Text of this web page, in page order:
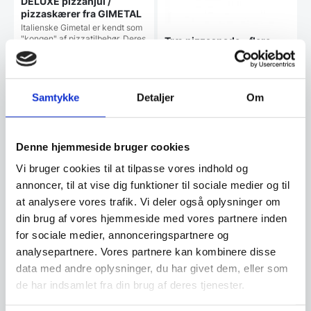
Samtykke Detaljer Om
Denne hjemmeside bruger cookies
Vi bruger cookies til at tilpasse vores indhold og
annoncer, til at vise dig funktioner til sociale medier og til
at analysere vores trafik. Vi deler også oplysninger om
din brug af vores hjemmeside med vores partnere inden
for sociale medier, annonceringspartnere og
analysepartnere. Vores partnere kan kombinere disse
data med andre oplysninger, du har givet dem, eller som
de har indsamlet fra din brug af deres tjenester.
pizzaskærer fra GIMETAL
Italienske Gimetal er kendt som
"kongen" af pizzatilbehør. Deres
pizzaspader er…
Vi prismatcher
Træ pizzaspade – flere
Denne træ pizzaspade fra WAS
er perfekt til at håndtere og
kan
vælges
BUDGET